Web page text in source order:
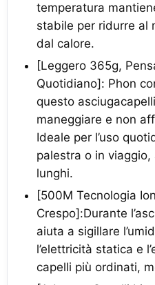
temperatura
stabile per ridurre al
dal calore.
[Leggero 365g,
Quotidiano]: Phon
questo
maneggiare e non
Ideale per l’uso
palestra o in
lunghi.
[500M Tecnologia
Crespo]:Durante
aiuta a sigillare
l’elettricità statica e
capelli più ordinati,